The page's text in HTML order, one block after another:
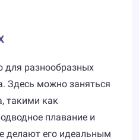
для разнообразных
Здесь можно заняться
такими как
плавание и
делают его идеальным